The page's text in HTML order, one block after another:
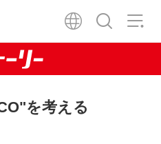
を考える